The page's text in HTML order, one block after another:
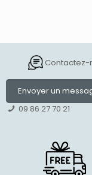
Contactez-
Envoyer un
09 86 27 70 21